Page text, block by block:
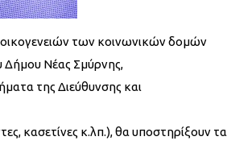
των κοινωνικών δομών
Δήμου Νέας Σμύρνης,
της Διεύθυνσης και
κασετίνες κ.λπ.), θα υποστηρίξουν τα